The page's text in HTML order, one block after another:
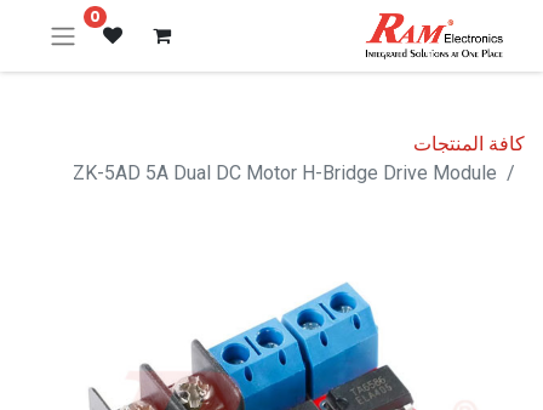
0
كافة المنتجات
ZK-5AD 5A Dual DC Motor H-Bridge Drive Module